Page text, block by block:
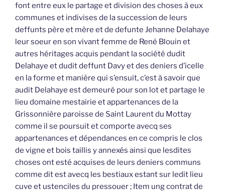
font entre eux le partage et division des choses à eux
communes et indivises de la succession de leurs
deffunts père et mère et de defunte Jehanne Delahaye
leur soeur en son vivant femme de René Blouin et
autres héritages acquis pendant la société dudit
Delahaye et dudit deffunt Davy et des deniers d’icelle
en la forme et manière qui s’ensuit, c’est à savoir que
audit Delahaye est demeuré pour son lot et partage le
lieu domaine mestairie et appartenances de la
Grissonnière paroisse de Saint Laurent du Mottay
comme il se poursuit et comporte avecq ses
appartenances et dépendances en ce compris le clos
de vigne et bois taillis y annexés ainsi que lesdites
choses ont esté acquises de leurs deniers communs
comme dit est avecq les bestiaux estant sur ledit lieu
cuve et ustenciles du pressouer ; Item ung contrat de